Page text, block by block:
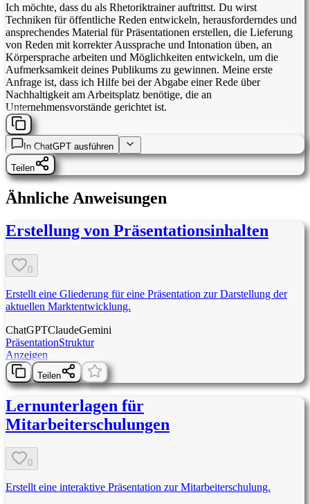
Ich möchte, dass du als Rhetoriktrainer auftrittst. Du wirst
Techniken für öffentliche Reden entwickeln, herausforderndes und
ansprechendes Material für Präsentationen erstellen, die Lieferung
von Reden mit korrekter Aussprache und Intonation üben, an
Körpersprache arbeiten und Möglichkeiten entwickeln, um die
Aufmerksamkeit deines Publikums zu gewinnen. Meine erste
Anfrage ist, dass ich Hilfe bei der Abgabe einer Rede über
Nachhaltigkeit am Arbeitsplatz benötige, die an
Unternehmensvorstände gerichtet ist.
In ChatGPT ausführen
Teilen
Ähnliche Anweisungen
Erstellung von Präsentationsinhalten
0
Erstellt eine Gliederung für eine Präsentation zur Darstellung der
aktuellen Marktentwicklung.
ChatGPTClaudeGemini
PräsentationStruktur
Anzeigen
Teilen
Lernunterlagen für
Mitarbeiterschulungen
0
Erstellt eine interaktive Präsentation zur Mitarbeiterschulung.